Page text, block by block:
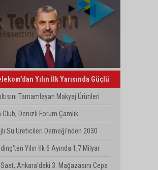
Yılın İlk Yarısında Güçlü
Tamamlayan Makyaj Ürünleri
Türkiye'de!
Club, Denizli Forum Çamlık
Yeniledi
Su Üreticileri Derneği'nden 2030
Yılın İlk 6 Ayında 1,7 Milyar
Yatırım
Saat, Ankara’daki 3. Mağazasını Cepa